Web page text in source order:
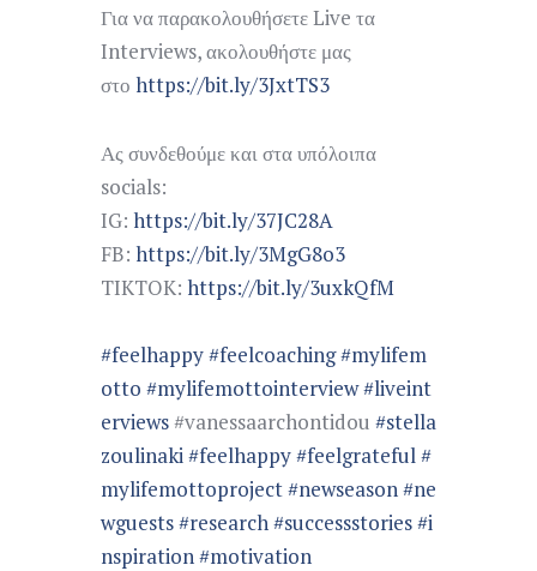
Για να παρακολουθήσετε Live τα
Interviews, ακολουθήστε μας
στο https://bit.ly/3JxtTS3
Ας συνδεθούμε και στα υπόλοιπα
socials:
IG: https://bit.ly/37JC28A
FB: https://bit.ly/3MgG8o3
TIKTOK: https://bit.ly/3uxkQfM
#feelhappy#feelcoaching#mylifem
otto #mylifemottointerview#liveint
erviews#vanessaarchontidou #stella
zoulinaki#feelhappy#feelgrateful#
mylifemottoproject#newseason#ne
wguests#research#successstories#i
nspiration#motivation